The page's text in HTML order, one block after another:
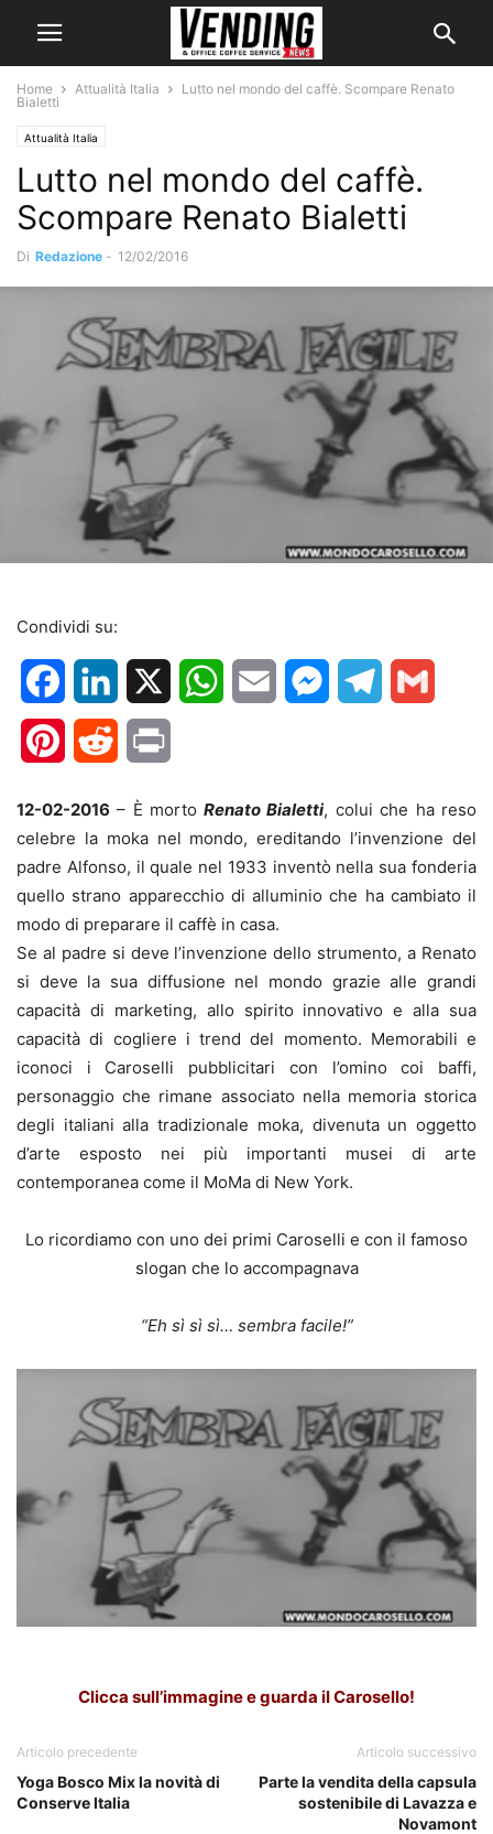
Home Attualità Italia
Lutto nel mondo del caffè. Scompare Renato
Bialetti
Attualità Italia
Lutto nel mondo del caffè.
Scompare Renato Bialetti
Di Redazione - 12/02/2016
Condividi su:
FacebookLinkedIn WhatsApp
Email MessengerTelegram
PinterestReddit
12-02-2016 – È morto Renato Bialetti, colui che ha reso
celebre la moka nel mondo, ereditando l’invenzione del
padre Alfonso, il quale nel 1933 inventò nella sua fonderia
quello strano apparecchio di alluminio che ha cambiato il
modo di preparare il caffè in casa.
Se al padre si deve l’invenzione dello strumento, a Renato
si deve la sua diffusione nel mondo grazie alle grandi
capacità di marketing, allo spirito innovativo e alla sua
capacità di cogliere i trend del momento. Memorabili e
iconoci i Caroselli pubblicitari con l’omino coi baffi,
personaggio che rimane associato nella memoria storica
degli italiani alla tradizionale moka, divenuta un oggetto
d’arte esposto nei più importanti musei di arte
contemporanea come il MoMa di New York.
Lo ricordiamo con uno dei primi Caroselli e con il famoso
slogan che lo accompagnava
“Eh sì sì sì… sembra facile!”
Clicca sull’immagine e guarda il Carosello!
Articolo precedente
Yoga Bosco Mix la novità di
Conserve Italia
Articolo successivo
Parte la vendita della capsula
sostenibile di Lavazza e
Novamont